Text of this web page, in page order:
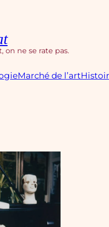
on ne se rate pas.
Marché de l’art